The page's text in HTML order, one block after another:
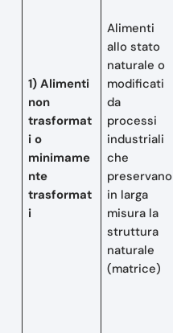
1) Alimenti
non
trasformat
i o
minimame
nte
trasformat
i
Alimenti
allo stato
naturale o
modificati
da
processi
industriali
che
preservano
in larga
misura la
struttura
naturale
(matrice)